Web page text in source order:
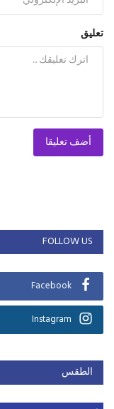
تعليق
أضف تعليقا
FOLLOW US
Facebook
Instagram
الطقس